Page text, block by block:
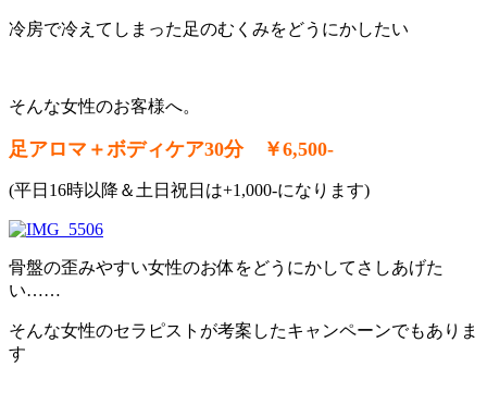
冷房で冷えてしまった足のむくみをどうにかしたい
そんな女性のお客様へ。
足アロマ＋ボディケア30分 ￥6,500-
(平日16時以降＆土日祝日は+1,000-になります)
骨盤の歪みやすい女性のお体をどうにかしてさしあげた
い……
そんな女性のセラピストが考案したキャンペーンでもありま
す